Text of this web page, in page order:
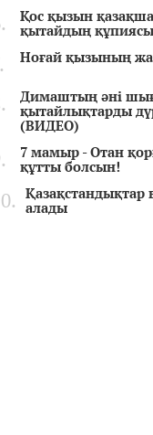
Қос қызын
қытайдың құпиясы
Ноғай қызының
Димаштың әні
қытайлықтарды
(ВИДЕО)
7 мамыр - Отан
құтты болсын!
Қазақстандықтар
алады